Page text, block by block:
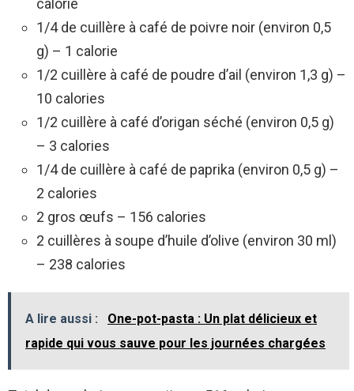
1/4 de cuillère à café de poivre noir (environ 0,5
g) – 1 calorie
1/2 cuillère à café de poudre d’ail (environ 1,3 g) –
10 calories
1/2 cuillère à café d’origan séché (environ 0,5 g)
– 3 calories
1/4 de cuillère à café de paprika (environ 0,5 g) –
2 calories
2 gros œufs – 156 calories
2 cuillères à soupe d’huile d’olive (environ 30 ml)
– 238 calories
A lire aussi :
One-pot-pasta : Un plat délicieux et
rapide qui vous sauve pour les journées chargées